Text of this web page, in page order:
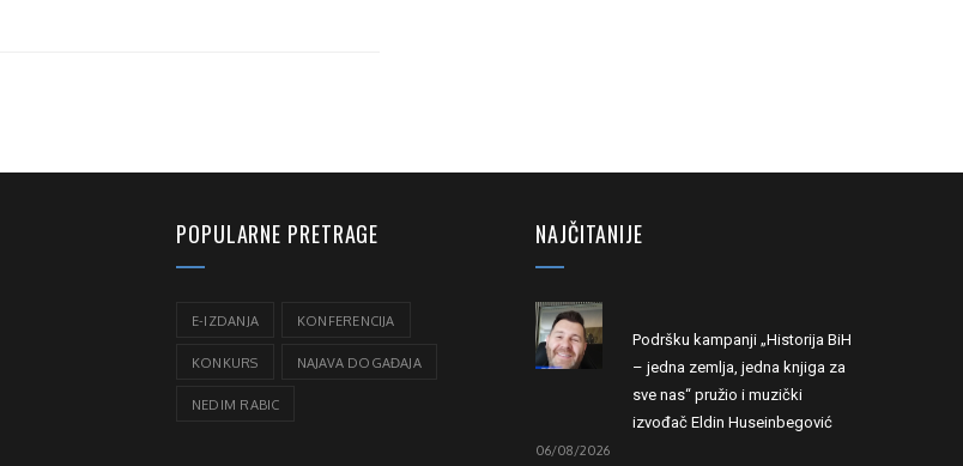
POPULARNE PRETRAGE
E-IZDANJA KONFERENCIJA
KONKURS NAJAVA DOGAĐAJA
NEDIM RABIC
NAJČITANIJE
Podršku kampanji „Historija BiH
– jedna zemlja, jedna knjiga za
sve nas“ pružio i muzički
izvođač Eldin Huseinbegović
06/08/2026